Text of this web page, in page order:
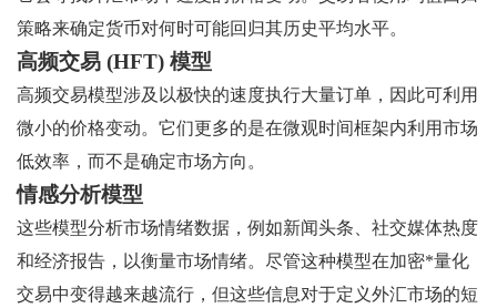
策略来确定货币对何时可能回归其历史平均水平。
高频交易 (HFT) 模型
高频交易模型涉及以极快的速度执行大量订单，因此可利用
微小的价格变动。它们更多的是在微观时间框架内利用市场
低效率，而不是确定市场方向。
情感分析模型
这些模型分析市场情绪数据，例如新闻头条、社交媒体热度
和经济报告，以衡量市场情绪。尽管这种模型在加密*量化
交易中变得越来越流行，但这些信息对于定义外汇市场的短